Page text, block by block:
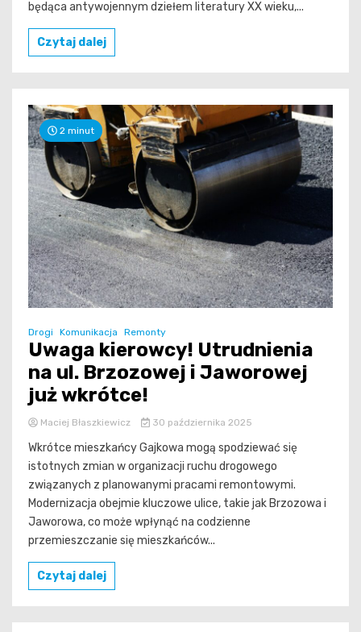
będąca antywojennym dziełem literatury XX wieku,...
Czytaj dalej
2 minut
Drogi Komunikacja Remonty
Uwaga kierowcy! Utrudnienia
na ul. Brzozowej i Jaworowej
już wkrótce!
Maciej Błaszkiewicz 30 października 2025
Wkrótce mieszkańcy Gajkowa mogą spodziewać się
istotnych zmian w organizacji ruchu drogowego
związanych z planowanymi pracami remontowymi.
Modernizacja obejmie kluczowe ulice, takie jak Brzozowa i
Jaworowa, co może wpłynąć na codzienne
przemieszczanie się mieszkańców...
Czytaj dalej